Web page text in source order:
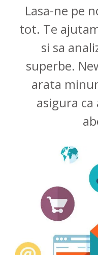
Lasa-ne pe
tot. Te
si sa
superbe.
arata
asigura